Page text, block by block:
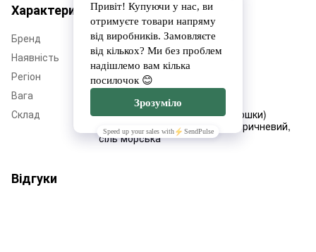
Характеристики
Бренд
Ahimsa
Наявність
Немає в наявності
Регіон
Дніпропетровщина
Вага
Склад
Кокосове молоко(кокосові вершки)
Таїланд, цукор тростинний коричневий,
сіль морська
Відгуки